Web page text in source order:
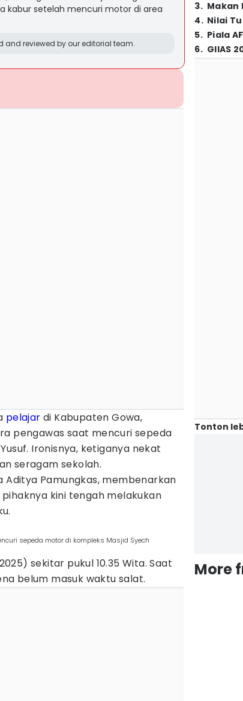
kabur setelah mencuri motor di area
reviewed by our editorial team.
pelajar di Kabupaten Gowa,
pengawas saat mencuri sepeda
Ironisnya, ketiganya nekat
seragam sekolah.
Aditya Pamungkas, membenarkan
kini tengah melakukan
sepeda motor di kompleks Masjid Syech
sekitar pukul 10.35 Wita. Saat
belum masuk waktu salat.
3. Makan
4. Nilai
5. Piala
6. GIIAS
Tonton
More